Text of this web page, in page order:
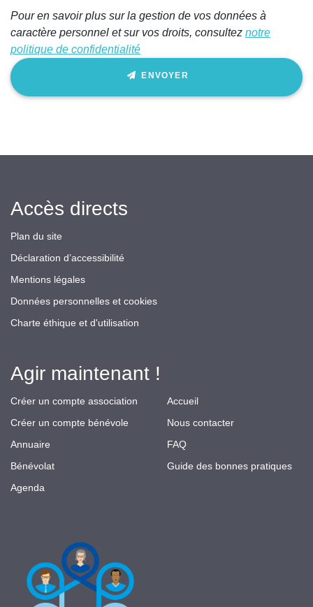
champ
Pour en savoir plus sur la gestion de vos données à
caractère personnel et sur vos droits, consultez notre
politique de confidentialité
ENVOYER
Accès directs
Plan du site
Déclaration d’accessibilité
Mentions légales
Données personnelles et cookies
Charte éthique et d'utilisation
Agir maintenant !
Créer un compte association
Créer un compte bénévole
Annuaire
Bénévolat
Agenda
Accueil
Nous contacter
FAQ
Guide des bonnes pratiques